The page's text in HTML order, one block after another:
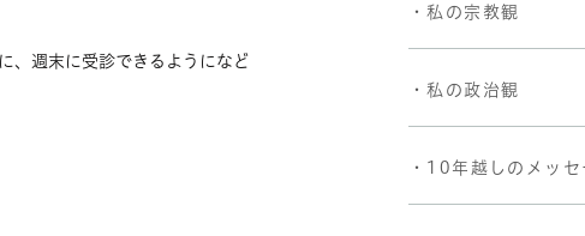
週末に受診できるようになど
・私の宗教観
・私の政治観
・10年越しのメッセ